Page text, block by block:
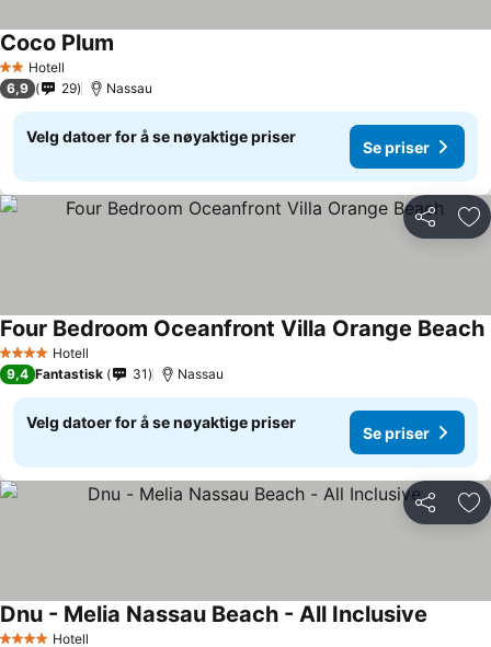
2 Stjerner
Hotell
Coco Plum
6,9 29 Nassau
Velg datoer for å se nøyaktige priser
Se priser
Del
4 StjernerHotell
Four Bedroom Oceanfront Villa Orange Beach
9,4 Fantastisk 31 Nassau
Velg datoer for å se nøyaktige priser
Se priser
Del
Hotell
Dnu - Melia Nassau Beach - All Inclusive